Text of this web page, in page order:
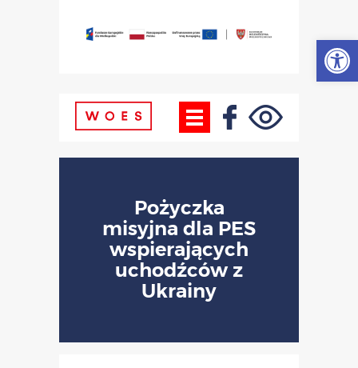
Pożyczka
misyjna dla PES
wspierających
uchodźców z
Ukrainy